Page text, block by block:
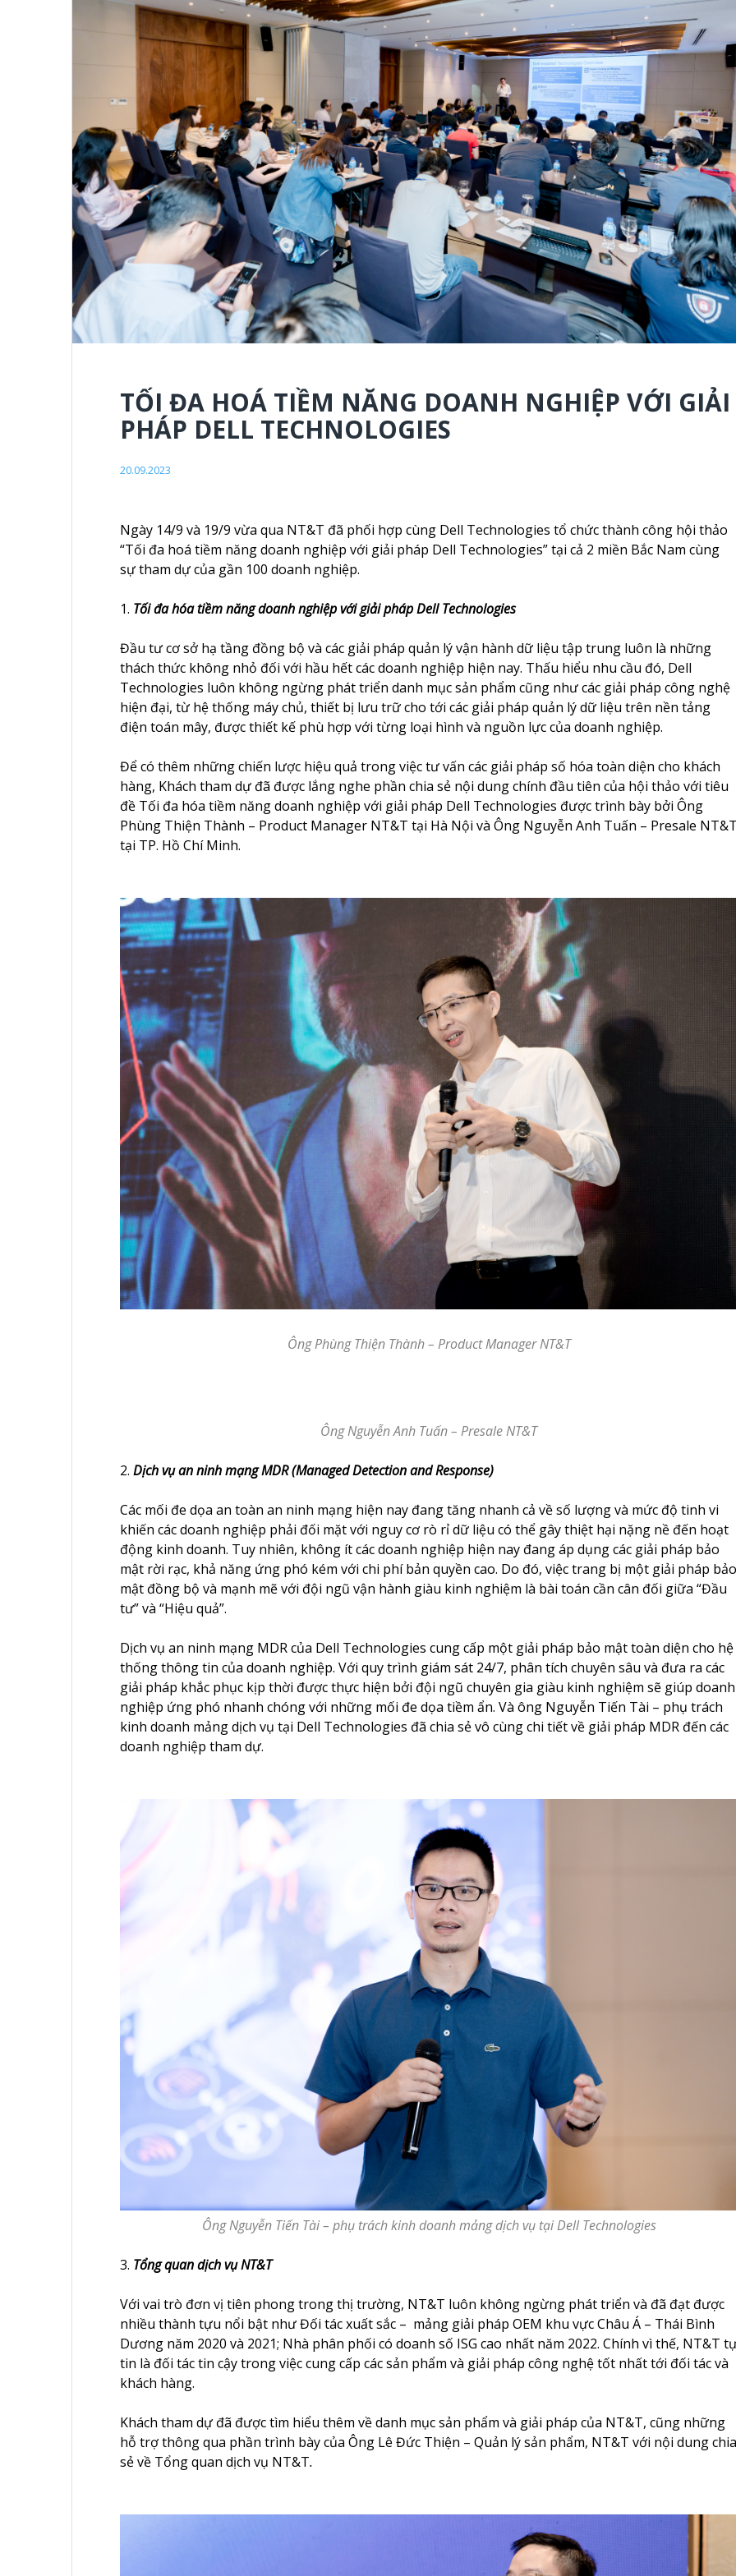
TỐI ĐA HOÁ TIỀM NĂNG DOANH NGHIỆP VỚI GIẢI
PHÁP DELL TECHNOLOGIES
20.09.2023
Ngày 14/9 và 19/9 vừa qua NT&T đã phối hợp cùng Dell Technologies tổ chức thành công hội thảo
“Tối đa hoá tiềm năng doanh nghiệp với giải pháp Dell Technologies” tại cả 2 miền Bắc Nam cùng
sự tham dự của gần 100 doanh nghiệp.
1. Tối đa hóa tiềm năng doanh nghiệp với giải pháp Dell Technologies
Đầu tư cơ sở hạ tầng đồng bộ và các giải pháp quản lý vận hành dữ liệu tập trung luôn là những
thách thức không nhỏ đối với hầu hết các doanh nghiệp hiện nay. Thấu hiểu nhu cầu đó, Dell
Technologies luôn không ngừng phát triển danh mục sản phẩm cũng như các giải pháp công nghệ
hiện đại, từ hệ thống máy chủ, thiết bị lưu trữ cho tới các giải pháp quản lý dữ liệu trên nền tảng
điện toán mây, được thiết kế phù hợp với từng loại hình và nguồn lực của doanh nghiệp.
Để có thêm những chiến lược hiệu quả trong việc tư vấn các giải pháp số hóa toàn diện cho khách
hàng, Khách tham dự đã được lắng nghe phần chia sẻ nội dung chính đầu tiên của hội thảo với tiêu
đề Tối đa hóa tiềm năng doanh nghiệp với giải pháp Dell Technologies được trình bày bởi Ông
Phùng Thiện Thành – Product Manager NT&T tại Hà Nội và Ông Nguyễn Anh Tuấn – Presale
tại TP. Hồ Chí Minh.
Ông Phùng Thiện Thành – Product Manager NT&T
Ông Nguyễn Anh Tuấn – Presale NT&T
2. Dịch vụ an ninh mạng MDR (Managed Detection and Response)
Các mối đe dọa an toàn an ninh mạng hiện nay đang tăng nhanh cả về số lượng và mức độ tinh vi
khiến các doanh nghiệp phải đối mặt với nguy cơ rò rỉ dữ liệu có thể gây thiệt hại nặng nề đến hoạt
động kinh doanh. Tuy nhiên, không ít các doanh nghiệp hiện nay đang áp dụng các giải pháp bảo
mật rời rạc, khả năng ứng phó kém với chi phí bản quyền cao. Do đó, việc trang bị một giải pháp bảo
mật đồng bộ và mạnh mẽ với đội ngũ vận hành giàu kinh nghiệm là bài toán cần cân đối giữa “Đầu
tư” và “Hiệu quả”.
Dịch vụ an ninh mạng MDR của Dell Technologies cung cấp một giải pháp bảo mật toàn diện cho hệ
thống thông tin của doanh nghiệp. Với quy trình giám sát 24/7, phân tích chuyên sâu và đưa ra các
giải pháp khắc phục kịp thời được thực hiện bởi đội ngũ chuyên gia giàu kinh nghiệm sẽ giúp doanh
nghiệp ứng phó nhanh chóng với những mối đe dọa tiềm ẩn. Và ông Nguyễn Tiến Tài – phụ trách
kinh doanh mảng dịch vụ tại Dell Technologies đã chia sẻ vô cùng chi tiết về giải pháp MDR đến các
doanh nghiệp tham dự.
Ông Nguyễn Tiến Tài – phụ trách kinh doanh mảng dịch vụ tại Dell Technologies
3. Tổng quan dịch vụ NT&T
Với vai trò đơn vị tiên phong trong thị trường, NT&T luôn không ngừng phát triển và đã đạt được
nhiều thành tựu nổi bật như Đối tác xuất sắc – mảng giải pháp OEM khu vực Châu Á – Thái Bình
Dương năm 2020 và 2021; Nhà phân phối có doanh số ISG cao nhất năm 2022. Chính vì thế, NT&T
tin là đối tác tin cậy trong việc cung cấp các sản phẩm và giải pháp công nghệ tốt nhất tới đối tác và
khách hàng.
Khách tham dự đã được tìm hiểu thêm về danh mục sản phẩm và giải pháp của NT&T, cũng những
hỗ trợ thông qua phần trình bày của Ông Lê Đức Thiện – Quản lý sản phẩm, NT&T với nội dung chia
sẻ về Tổng quan dịch vụ NT&T.